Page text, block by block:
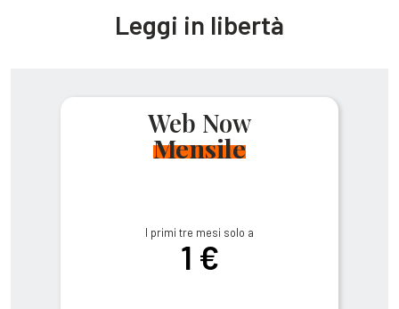
Leggi in libertà
Web Now
Mensile
I primi tre mesi solo a
1 €